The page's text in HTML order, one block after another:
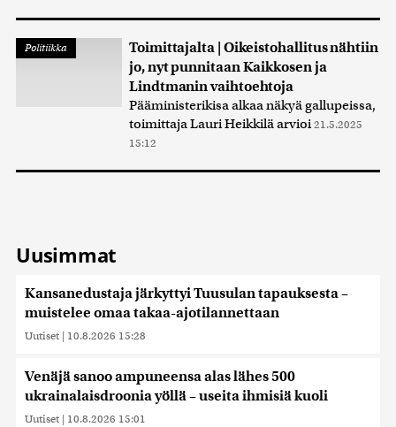
Politiikka
Toimittajalta | Oikeistohallitus nähtiin
jo, nyt punnitaan Kaikkosen ja
Lindtmanin vaihtoehtoja
Pääministerikisa alkaa näkyä gallupeissa,
toimittaja Lauri Heikkilä arvioi21.5.2025
15:12
Uusimmat
Kansanedustaja järkyttyi Tuusulan tapauksesta –
muistelee omaa takaa-ajotilannettaan
Uutiset | 10.8.2026 15:28
Venäjä sanoo ampuneensa alas lähes 500
ukrainalaisdroonia yöllä – useita ihmisiä kuoli
Uutiset | 10.8.2026 15:01